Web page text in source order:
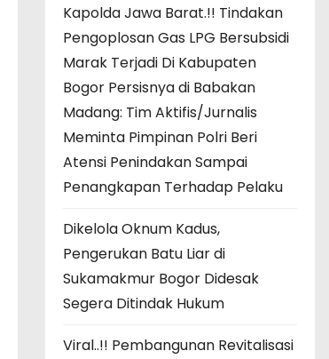
Kapolda Jawa Barat.!! Tindakan
Pengoplosan Gas LPG Bersubsidi
Marak Terjadi Di Kabupaten
Bogor Persisnya di Babakan
Madang: Tim Aktifis/Jurnalis
Meminta Pimpinan Polri Beri
Atensi Penindakan Sampai
Penangkapan Terhadap Pelaku
Dikelola Oknum Kadus,
Pengerukan Batu Liar di
Sukamakmur Bogor Didesak
Segera Ditindak Hukum
Viral..!! Pembangunan Revitalisasi